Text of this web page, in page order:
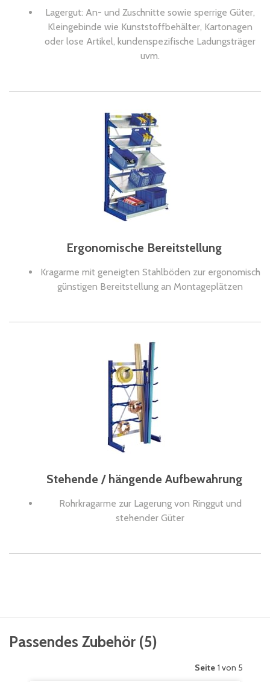
Lagergut: An- und Zuschnitte sowie sperrige Güter,
Kleingebinde wie Kunststoffbehälter, Kartonagen
oder lose Artikel, kundenspezifische Ladungsträger
uvm.
Ergonomische Bereitstellung
Kragarme mit geneigten Stahlböden zur ergonomisch
günstigen Bereitstellung an Montageplätzen
Stehende / hängende Aufbewahrung
Rohrkragarme zur Lagerung von Ringgut und
stehender Güter
Passendes Zubehör (5)
Seite 1 von 5